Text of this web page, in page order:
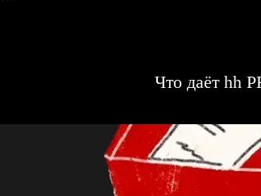
Что даёт hh